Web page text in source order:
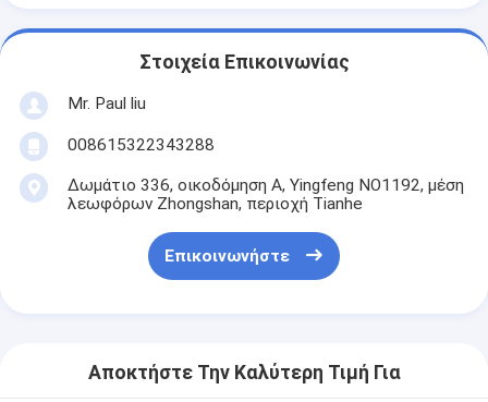
Στοιχεία Επικοινωνίας
Mr. Paul liu
008615322343288
Δωμάτιο 336, οικοδόμηση Α, Yingfeng NO1192, μέση
λεωφόρων Zhongshan, περιοχή Tianhe
Επικοινωνήστε
Αποκτήστε Την Καλύτερη Τιμή Για